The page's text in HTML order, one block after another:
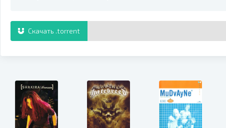
Скачать .torrent